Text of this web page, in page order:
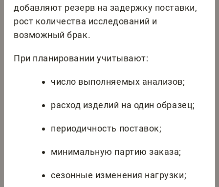
добавляют резерв на задержку поставки,
рост количества исследований и
возможный брак.
При планировании учитывают:
число выполняемых анализов;
расход изделий на один образец;
периодичность поставок;
минимальную партию заказа;
сезонные изменения нагрузки;